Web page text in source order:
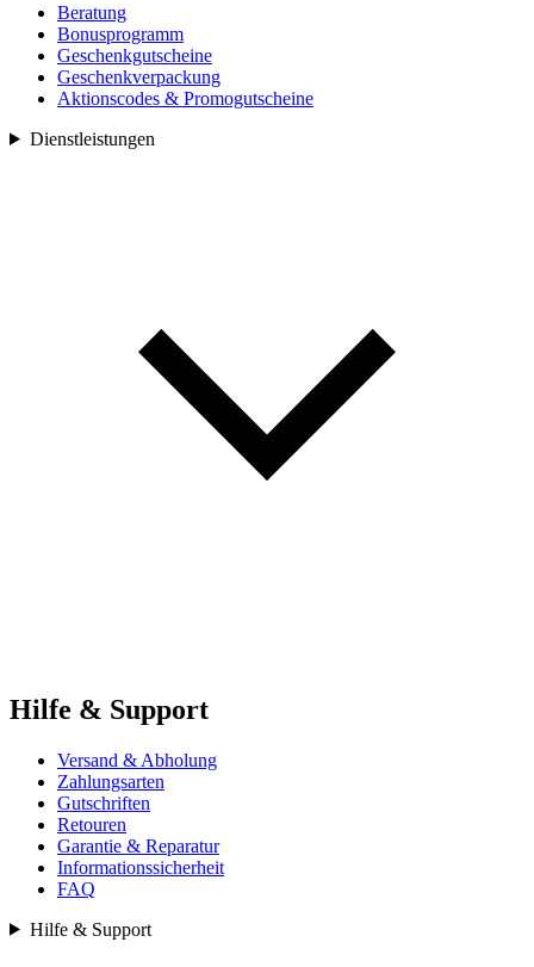
Beratung
Bonusprogramm
Geschenkgutscheine
Geschenkverpackung
Aktionscodes & Promogutscheine
Dienstleistungen
Hilfe & Support
Versand & Abholung
Zahlungsarten
Gutschriften
Retouren
Garantie & Reparatur
Informationssicherheit
FAQ
Hilfe & Support